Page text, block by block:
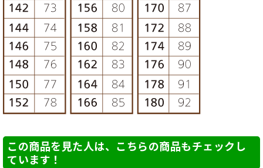
この商品を見た人は、こちらの商品もチェックし
ています！